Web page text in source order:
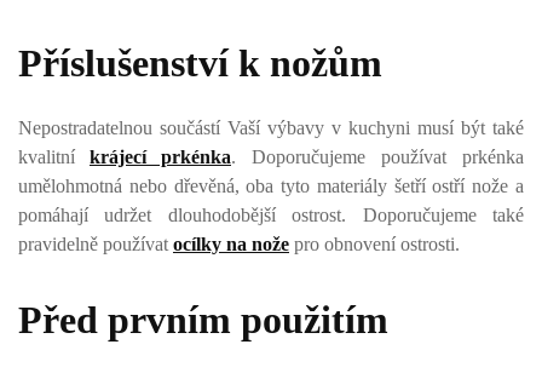
Příslušenství k nožům
Nepostradatelnou součástí Vaší výbavy v kuchyni musí být také
kvalitní krájecí prkénka. Doporučujeme používat prkénka
umělohmotná nebo dřevěná, oba tyto materiály šetří ostří nože a
pomáhají udržet dlouhodobější ostrost. Doporučujeme také
pravidelně používat ocílky na nože pro obnovení ostrosti.
Před prvním použitím